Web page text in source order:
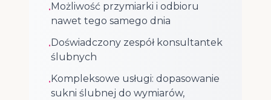
•Możliwość przymiarki i odbioru
nawet tego samego dnia
•Doświadczony zespół konsultantek
ślubnych
•Kompleksowe usługi: dopasowanie
sukni ślubnej do wymiarów,